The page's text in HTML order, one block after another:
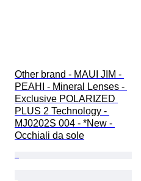
Other brand - MAUI JIM -
PEAHI - Mineral Lenses -
Exclusive POLARIZED
PLUS 2 Technology -
MJ0202S 004 - *New -
Occhiali da sole